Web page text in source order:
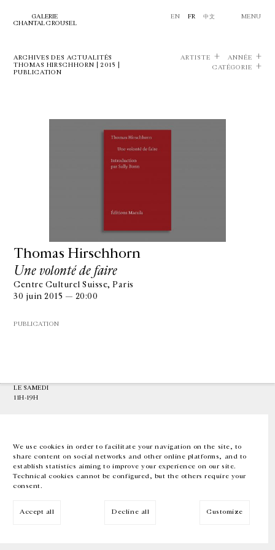
We use cookies in order to facilitate your navigation on the site, to
share content on social networks and other online platforms, and to
establish statistics aiming to improve your experience on our site.
Technical cookies cannot be configured, but the others require your
consent.
Accept all Decline all Customize
GALERIE
CHANTAL CROUSEL
EN FR 中文 MENU
ARCHIVES DES ACTUALITÉS
THOMAS HIRSCHHORN | 2015 |
PUBLICATION
ARTISTE
ANNÉE
CATÉGORIE
Thomas Hirschhorn
Une volonté de faire
Centre Culturel Suisse, Paris
30 juin 2015 — 20:00
PUBLICATION
GALERIE CHANTAL CROUSEL
T.+33 1 42 77 38 87
LE SAMEDI
11H-19H
EN FR 中文 Facebook Instagram
Inscrivez-vous à notre newsletter